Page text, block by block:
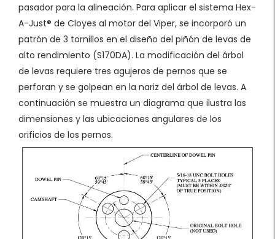
pasador para la alineación. Para aplicar el sistema Hex-
A-Just® de Cloyes al motor del Viper, se incorporó un
patrón de 3 tornillos en el diseño del piñón de levas de
alto rendimiento (S170DA). La modificación del árbol
de levas requiere tres agujeros de pernos que se
perforan y se golpean en la nariz del árbol de levas. A
continuación se muestra un diagrama que ilustra las
dimensiones y las ubicaciones angulares de los
orificios de los pernos.